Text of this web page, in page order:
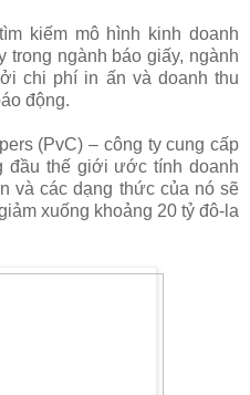
kiếm mô hình kinh doanh
ngành báo giấy, ngành
chi phí in ấn và doanh thu
động.
(PvC) – công ty cung cấp
đầu thế giới ước tính doanh
và các dạng thức của nó sẽ
xuống khoảng 20 tỷ đô-la